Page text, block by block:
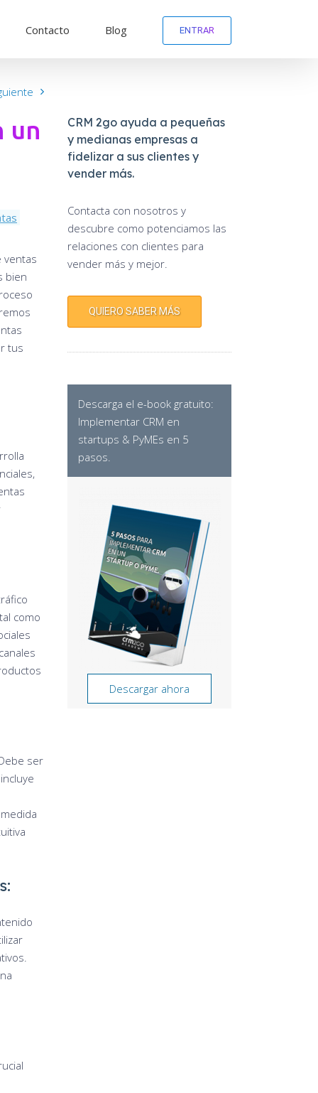
Contacto Blog ENTRAR
un
ventas
bien
tus
como
ser
CRM 2go ayuda a pequeñas
y medianas empresas a
fidelizar a sus clientes y
vender más.
Contacta con nosotros y
descubre como potenciamos las
relaciones con clientes para
vender más y mejor.
QUIERO SABER MÁS
Descarga el e-book gratuito:
Implementar CRM en
startups & PyMEs en 5
pasos.
Descargar ahora